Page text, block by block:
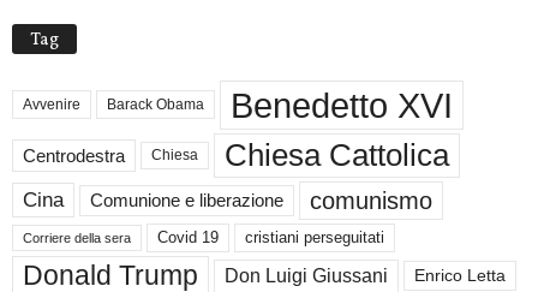
Tag
Avvenire Barack Obama Benedetto XVI
Centrodestra Chiesa Chiesa Cattolica
Cina Comunione e liberazione comunismo
Corriere della sera Covid 19 cristiani perseguitati
Donald Trump Don Luigi Giussani Enrico Letta